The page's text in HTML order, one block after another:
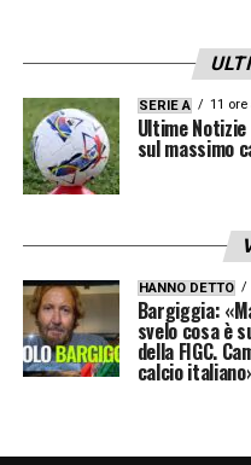
il lavoro fatto. Si
sono piaciuti
trasmesso idee
dato un’identità al
ITALIA FUORI DAL
Europei vedevo
lottava e si
SERIE A 11 ore
Ultime
sul massimo
HANNO DETTO
Bargiggia:
svelo cosa è
della FIGC.
calcio